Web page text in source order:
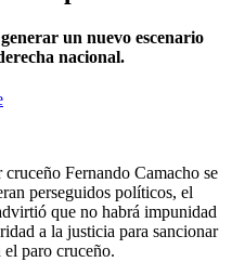
un nuevo escenario
nacional.
Fernando Camacho se
perseguidos políticos, el
que no habrá impunidad
a la justicia para sancionar
el paro cruceño.